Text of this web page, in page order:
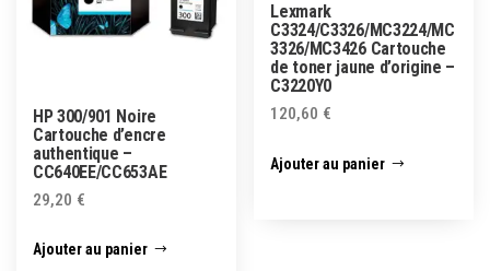
HP 300/901 Noire
Cartouche d’encre
authentique –
CC640EE/CC653AE
29,20 €
Ajouter au panier
Lexmark
C3324/C3326/MC3224/MC
3326/MC3426 Cartouche
de toner jaune d’origine –
C3220Y0
120,60 €
Ajouter au panier